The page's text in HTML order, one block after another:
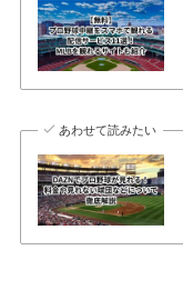
あわせて読みたい